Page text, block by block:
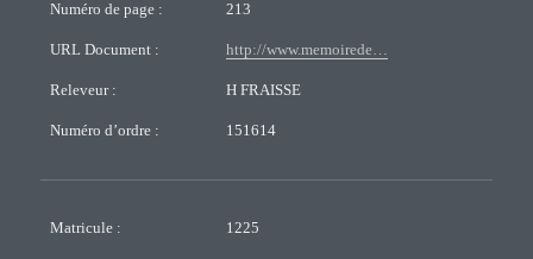
Numéro de page : 213
URL Document : http://www.memoirede…
Releveur : H FRAISSE
Numéro d’ordre : 151614
Matricule : 1225